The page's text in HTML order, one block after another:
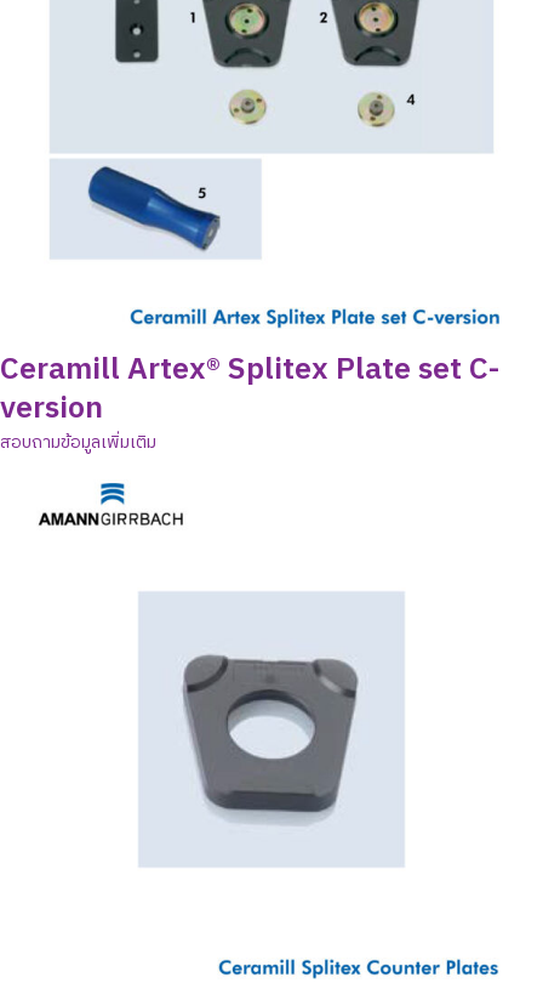
Ceramill Artex® Splitex Plate set C-
version
สอบถามข้อมูลเพิ่มเติม